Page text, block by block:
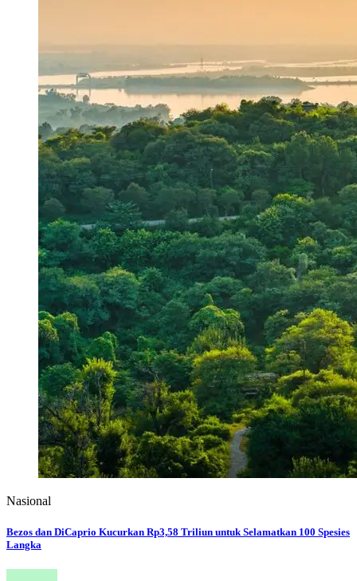
Nasional
Bezos dan DiCaprio Kucurkan Rp3,58 Triliun untuk Selamatkan 100 Spesies
Langka